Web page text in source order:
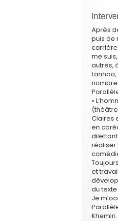
Après
puis de
carrière
me
autres,
«
Claires
en
réaliser
et
du
Je
Khemiri.